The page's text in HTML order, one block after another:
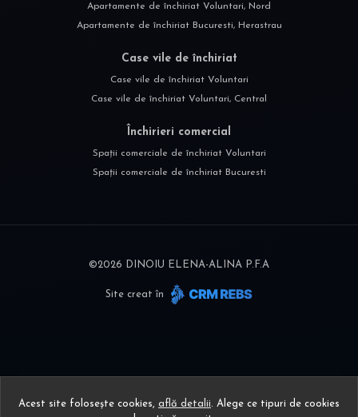
Apartamente de închiriat Voluntari, Nord
Apartamente de închiriat Bucuresti, Herastrau
Case vile de închiriat
Case vile de închiriat Voluntari
Case vile de închiriat Voluntari, Central
Închirieri comercial
Spații comerciale de închiriat Voluntari
Spații comerciale de închiriat Bucuresti
©2026 DINOIU ELENA-ALINA P.F.A
Site creat în
Acest site folosește cookies, află detalii. Alege ce tipuri de cookies